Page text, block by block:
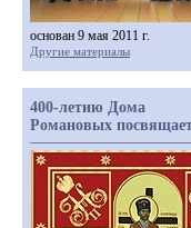
основан 9 мая 2011 г.
Другие материалы
400-летию Дома
Романовых